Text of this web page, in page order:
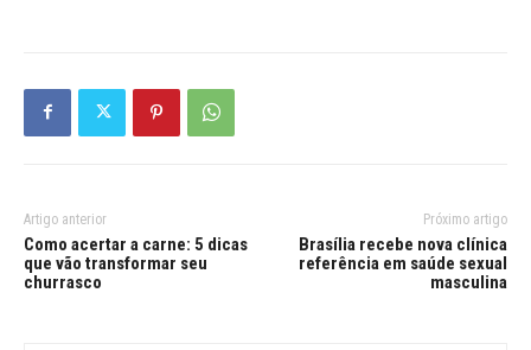
Artigo anterior
Como acertar a carne: 5 dicas
que vão transformar seu
churrasco
Próximo artigo
Brasília recebe nova clínica
referência em saúde sexual
masculina